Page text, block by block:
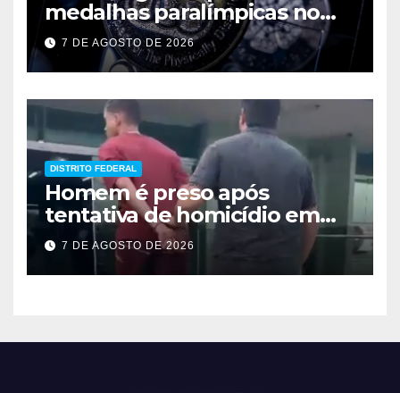
medalhas paralímpicas no
Brasil
7 DE AGOSTO DE 2026
DISTRITO FEDERAL
Homem é preso após
tentativa de homicídio em
festa em São Sebastião
7 DE AGOSTO DE 2026